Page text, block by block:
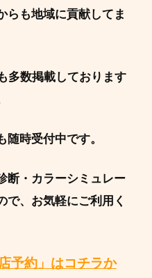
らも地域に貢献してま
多数掲載しております
時受付中です。
断・カラーシミュレー
で、お気軽にご利用く
予約」はコチラか